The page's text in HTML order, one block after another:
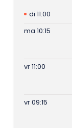
di 11:00
ma 10:15
vr 11:00
vr 09:15